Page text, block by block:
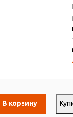
В корзину